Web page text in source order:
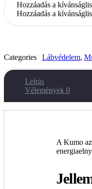
Hozzáadás a
Hozzáadás a
Categories Lábvédelem,
Leírás
Vélemények 0
A Kumo